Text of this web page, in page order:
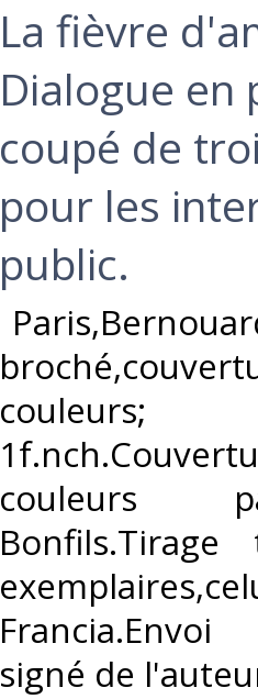
‎La fièvre
Dialogue en
coupé de
pour les
public.‎
couleurs
signé de